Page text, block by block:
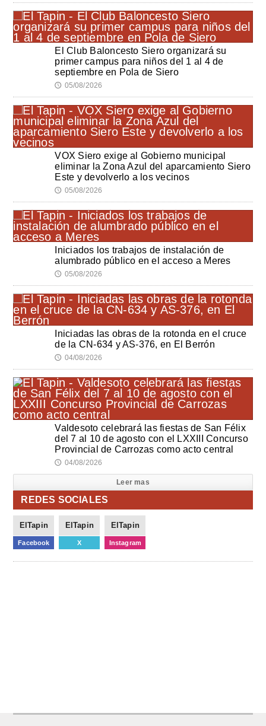
El Club Baloncesto Siero organizará su
primer campus para niños del 1 al 4 de
septiembre en Pola de Siero
🕔 05/08/2026
VOX Siero exige al Gobierno municipal
eliminar la Zona Azul del aparcamiento Siero
Este y devolverlo a los vecinos
🕔 05/08/2026
Iniciados los trabajos de instalación de
alumbrado público en el acceso a Meres
🕔 05/08/2026
Iniciadas las obras de la rotonda en el cruce
de la CN-634 y AS-376, en El Berrón
🕔 04/08/2026
Valdesoto celebrará las fiestas de San Félix
del 7 al 10 de agosto con el LXXIII Concurso
Provincial de Carrozas como acto central
🕔 04/08/2026
Leer mas
REDES SOCIALES
ElTapin
Facebook
ElTapin
X
ElTapin
Instagram